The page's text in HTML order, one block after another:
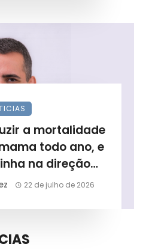
a mortalidade
todo ano, e
na direção
22 de julho de 2026